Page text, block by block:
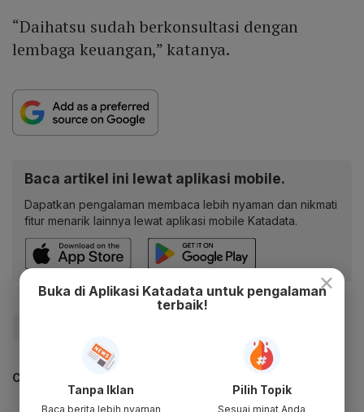
“Daihatsu sudah berkonsultasi dengan
lembaga keuangan,” katanya.
Baca artikel ini lewat aplikasi mobile.
Dapatkan pengalaman membaca lebih nyaman dan nikmati
fitur menarik lainnya lewat aplikasi mobile Katadata.
CEK JUGA DATA INI
×
Buka di Aplikasi Katadata untuk pengalaman
terbaik!
Tanpa Iklan
Baca berita lebih nyaman
Pilih Topik
Sesuai minat Anda